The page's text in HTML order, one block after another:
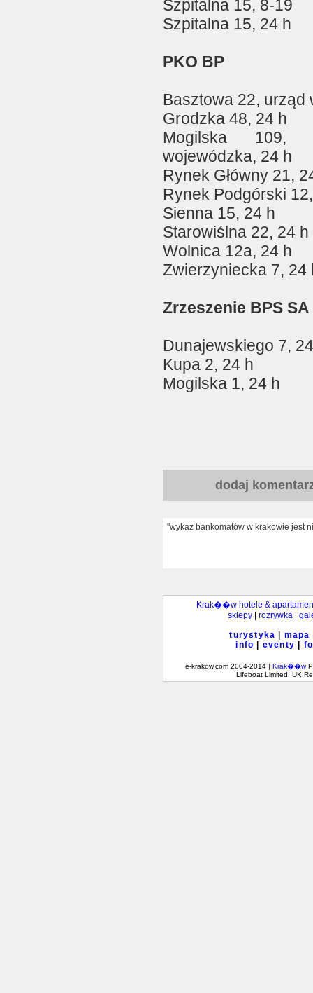
Szpitalna 15, 8-19
Szpitalna 15, 24 h
PKO BP
Basztowa 22, urząd
Grodzka 48, 24 h
Mogilska 109,
wojewódzka, 24 h
Rynek Główny 21,
Rynek Podgórski
Sienna 15, 24 h
Starowiślna 22, 24 h
Wolnica 12a, 24 h
Zwierzyniecka 7, 24
Zrzeszenie BPS SA
Dunajewskiego 7,
Kupa 2, 24 h
Mogilska 1, 24 h
dodaj
"wykaz bankomatów w krakowie jest
Krak��w hotele &
sklepy| rozrywka|
turystyka
mapa
info
eventy
e-krakow.com 2004-2014 | Krak��w
Lifeboat Limited. UK